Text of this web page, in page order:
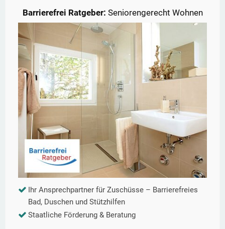
Barrierefrei Ratgeber: Seniorengerecht Wohnen
Ihr Ansprechpartner für Zuschüsse – Barrierefreies
Bad, Duschen und Stützhilfen
Staatliche Förderung & Beratung